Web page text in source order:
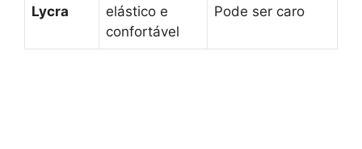
Lycra
elástico e
confortável
Pode ser caro